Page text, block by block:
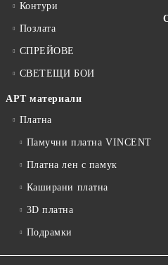
Контури
Позлата
СПРЕЙОВЕ
СВЕТЕЩИ БОИ
АРТ материали
Платна
Памучни платна VINCENT
Платна лен с памук
Каширани платна
3D платна
Подрамки